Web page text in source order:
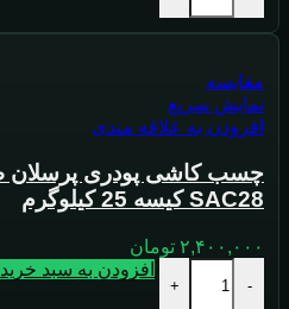
مقايسه
نمایش سریع
افزودن به علاقه مندی
SAC28 کیسه 25 کیلوگرم
۲,۴۰۰,۰۰۰ تومان
-
+
افزودن به سبد خرید